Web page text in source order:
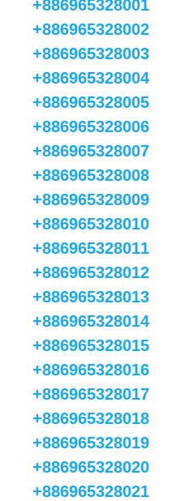
+886965328001
+886965328002
+886965328003
+886965328004
+886965328005
+886965328006
+886965328007
+886965328008
+886965328009
+886965328010
+886965328011
+886965328012
+886965328013
+886965328014
+886965328015
+886965328016
+886965328017
+886965328018
+886965328019
+886965328020
+886965328021